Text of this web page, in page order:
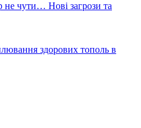
не чути… Нові загрози та
здорових тополь в